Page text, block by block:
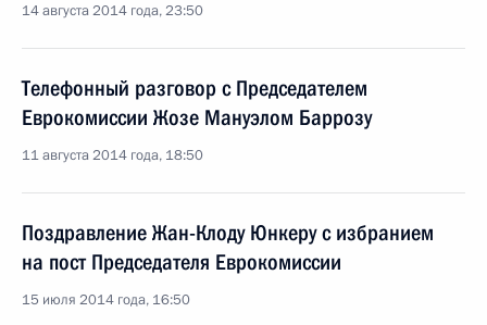
14 августа 2014 года, 23:50
Телефонный разговор с Председателем
Еврокомиссии Жозе Мануэлом Баррозу
11 августа 2014 года, 18:50
Поздравление Жан-Клоду Юнкеру с избранием
на пост Председателя Еврокомиссии
15 июля 2014 года, 16:50